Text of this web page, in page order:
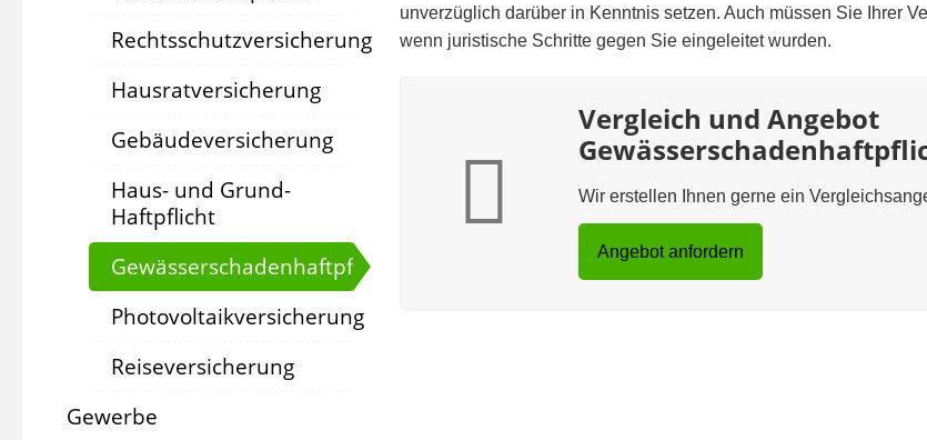
Rechtsschutzversicherung
Hausratversicherung
Gebäudeversicherung
Haus- und Grund-
Haftpflicht
Gewässerschadenhaftpflicht
Photovoltaikversicherung
Reiseversicherung
Gewerbe
unverzüglich darüber in Kenntnis setzen. Auch müssen Sie Ihrer
wenn juristische Schritte gegen Sie eingeleitet wurden.
Vergleich und Angebot
Wir erstellen Ihnen gerne ein
Angebot anfordern